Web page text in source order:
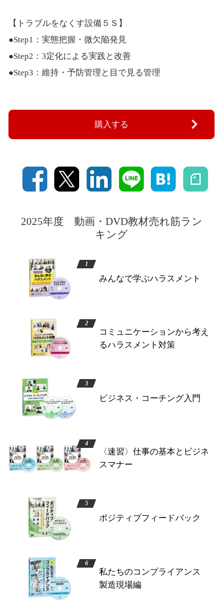
【トラブルをなくす設備５Ｓ】
●Step1：実態把握・微欠陥発見
●Step2：3定化による実践と改善
●Step3：維持・予防管理と目で見る管理
購入する
2025年度 動画・DVD教材売れ筋ラン
キング
みんなで学ぶハラスメント
コミュニケーションから考え
るハラスメント対策
ビジネス・コーチング入門
〈速習〉仕事の基本とビジネ
スマナー
ポジティブフィードバック
私たちのコンプライアンス
製造現場編